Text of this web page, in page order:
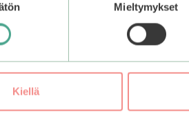
Mieltymykset
Kiellä